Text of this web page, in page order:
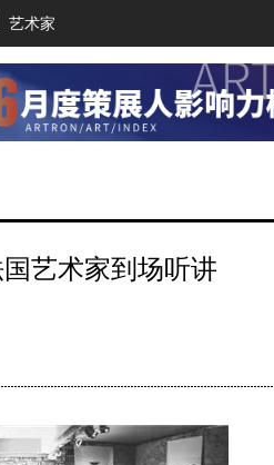
艺术家
艺术家到场听讲